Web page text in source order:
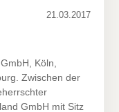
21.03.2017
Köln,
Zwischen der
GmbH mit Sitz